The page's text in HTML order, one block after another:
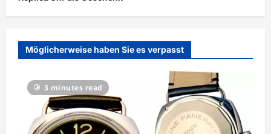
Möglicherweise haben Sie es verpasst
3 minutes read